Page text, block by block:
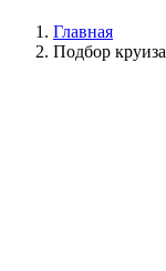
Главная
Подбор круиза